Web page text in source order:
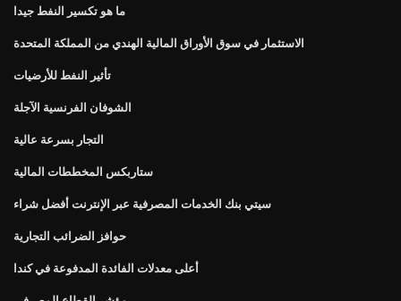
ما هو تكسير النفط جيدا
الاستثمار في سوق الأوراق المالية الهندي من المملكة المتحدة
تأثير النفط للأرضيات
الشوفان الفرنسية الآجلة
التجار بسرعة عالية
ستاربكس المخططات المالية
سيتي بنك الخدمات المصرفية عبر الإنترنت أفضل شراء
حوافز الضرائب التجارية
أعلى معدلات الفائدة المدفوعة في كندا